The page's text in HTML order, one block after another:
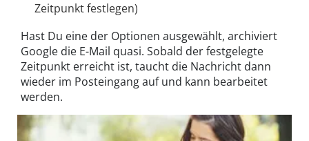
Zeitpunkt festlegen)
Hast Du eine der Optionen ausgewählt, archiviert
Google die E-Mail quasi. Sobald der festgelegte
Zeitpunkt erreicht ist, taucht die Nachricht dann
wieder im Posteingang auf und kann bearbeitet
werden.